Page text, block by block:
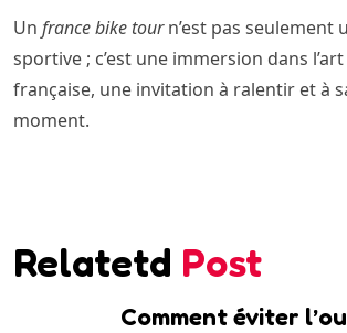
Un france bike tourn’est pas seulement
sportive ; c’est une immersion dans
française, une invitation à ralentir et à
moment.
Relatetd Post
Comment éviter